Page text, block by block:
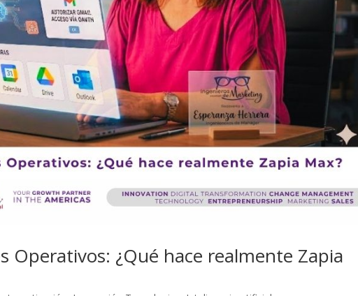
Operativos: ¿Qué hace realmente Zapia